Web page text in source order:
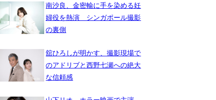
南沙良、金密輸に手を染める妊
婦役を熱演 シンガポール撮影
の裏側
舘ひろしが明かす、撮影現場で
のアドリブと西野七瀬への絶大
な信頼感